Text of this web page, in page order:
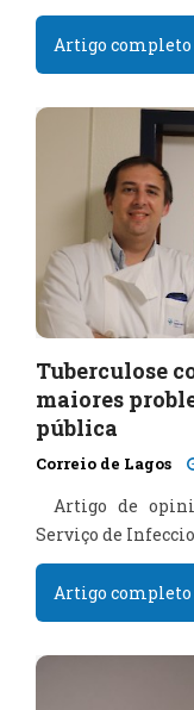
Artigo completo
Tuberculose
maiores
pública
Correio de Lagos
Artigo de
Serviço de
Artigo completo